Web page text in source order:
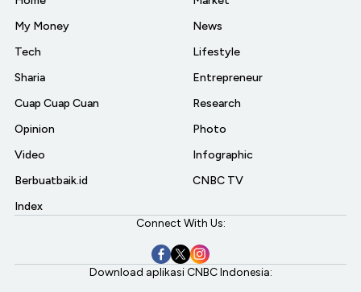
My Money
Tech
Sharia
Cuap Cuap Cuan
Opinion
Video
Berbuatbaik.id
Index
News
Lifestyle
Entrepreneur
Research
Photo
Infographic
CNBC TV
Connect With Us:
Download aplikasi CNBC Indonesia: